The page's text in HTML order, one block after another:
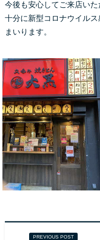
今後も安心してご来店いた
十分に新型コロナウイル
まいります。
PREVIOUS POST